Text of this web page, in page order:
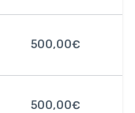
500,00€
500,00€